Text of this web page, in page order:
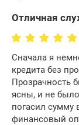
Отличная
Сначала я
кредита без
Прозрачность
ясны, и не
погасил сумму
финансовый